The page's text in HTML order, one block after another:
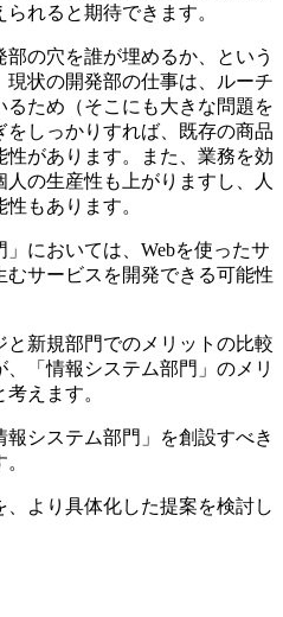
れると期待できます。
の穴を誰が埋めるか、という
状の開発部の仕事は、ルーチ
ため（そこにも大きな問題を
しっかりすれば、既存の商品
があります。また、業務を効
の生産性も上がりますし、人
もあります。
においては、Webを使ったサ
サービスを開発できる可能性
新規部門でのメリットの比較
「情報システム部門」のメリ
えます。
報システム部門」を創設すべき
より具体化した提案を検討し